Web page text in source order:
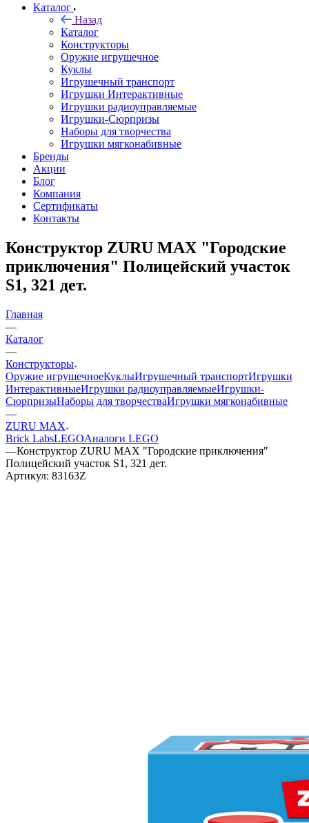
Каталог
Назад
Каталог
Конструкторы
Оружие игрушечное
Куклы
Игрушечный транспорт
Игрушки Интерактивные
Игрушки радиоуправляемые
Игрушки-Сюрпризы
Наборы для творчества
Игрушки мягконабивные
Бренды
Акции
Блог
Компания
Сертификаты
Контакты
Конструктор ZURU MAX "Городские
приключения" Полицейский участок
S1, 321 дет.
Главная
—
Каталог
—
Конструкторы
Оружие игрушечноеКуклыИгрушечный транспортИгрушки
ИнтерактивныеИгрушки радиоуправляемыеИгрушки-
СюрпризыНаборы для творчестваИгрушки мягконабивные
—
ZURU MAX
Brick LabsLEGOАналоги LEGO
—Конструктор ZURU MAX "Городские приключения"
Полицейский участок S1, 321 дет.
Артикул: 83163Z